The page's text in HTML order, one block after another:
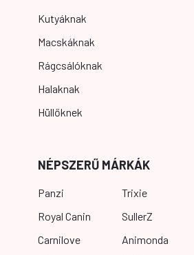
Kutyáknak
Macskáknak
Rágcsálóknak
Halaknak
Hüllőknek
NÉPSZERŰ MÁRKÁK
Panzi
Royal Canin
Carnilove
Trixie
SullerZ
Animonda